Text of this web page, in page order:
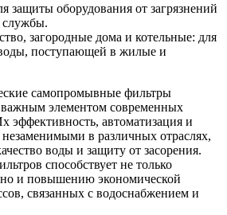
защиты оборудования от загрязнений
службы.
загородные дома и котельные: для
поступающей в жилые и
самопромывные фильтры
важным элементом современных
эффективность, автоматизация и
в различных отраслях,
воды и защиту от засорения.
способствует не только
и повышению экономической
связанных с водоснабжением и